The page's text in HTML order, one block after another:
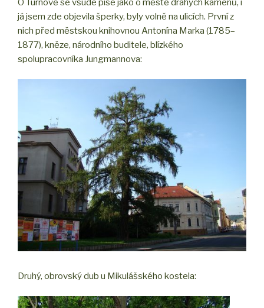
O Turnově se všude píše jako o městě drahých kamenů, i
já jsem zde objevila šperky, byly volně na ulicích. První z
nich před městskou knihovnou Antonína Marka (1785–
1877), kněze, národního buditele, blízkého
spolupracovníka Jungmannova:
Druhý, obrovský dub u Mikulášského kostela: